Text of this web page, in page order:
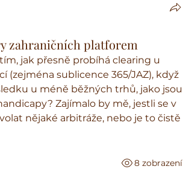
zahraničních platforem
jak přesně probíhá clearing u
(zejména sublicence 365/JAZ), když
u méně běžných trhů, jako jsou
Zajímalo by mě, jestli se v
nějaké arbitráže, nebo je to čistě
8 zobrazení